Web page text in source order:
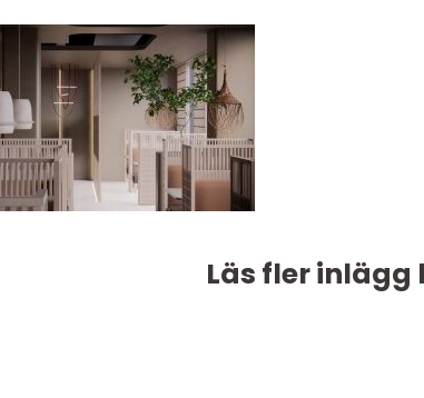
Läs fler inlägg